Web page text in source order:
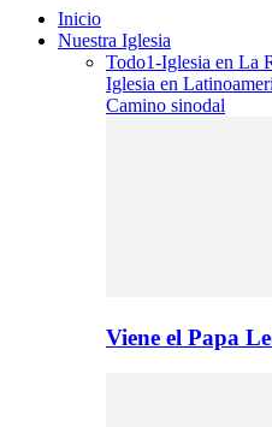
Inicio
Nuestra Iglesia
Todo1-Iglesia en La
Iglesia en
Camino sinodal
Viene el Papa